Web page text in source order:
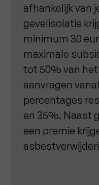
afhankelijk van
gevelisolatie
minimum 30
maximale
tot 50% van
aanvragen
percentages
en 35%. Naast
een premie